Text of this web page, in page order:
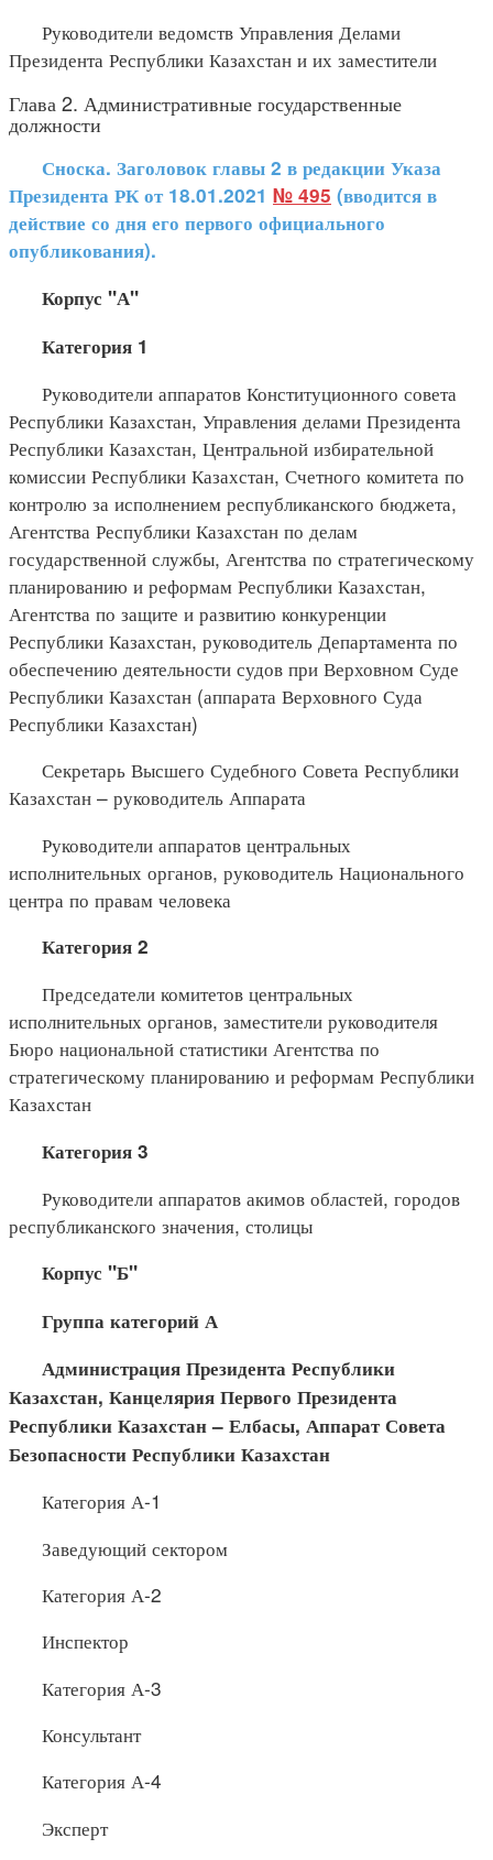
Руководители ведомств Управления Делами
Президента Республики Казахстан и их заместители
Глава 2. Административные государственные
должности
Сноска. Заголовок главы 2 в редакции Указа
Президента РК от 18.01.2021 № 495 (вводится в
действие со дня его первого официального
опубликования).
Корпус "А"
Категория 1
Руководители аппаратов Конституционного совета
Республики Казахстан, Управления делами Президента
Республики Казахстан, Центральной избирательной
комиссии Республики Казахстан, Счетного комитета по
контролю за исполнением республиканского бюджета,
Агентства Республики Казахстан по делам
государственной службы, Агентства по стратегическому
планированию и реформам Республики Казахстан,
Агентства по защите и развитию конкуренции
Республики Казахстан, руководитель Департамента по
обеспечению деятельности судов при Верховном Суде
Республики Казахстан (аппарата Верховного Суда
Республики Казахстан)
Секретарь Высшего Судебного Совета Республики
Казахстан – руководитель Аппарата
Руководители аппаратов центральных
исполнительных органов, руководитель Национального
центра по правам человека
Категория 2
Председатели комитетов центральных
исполнительных органов, заместители руководителя
Бюро национальной статистики Агентства по
стратегическому планированию и реформам Республики
Казахстан
Категория 3
Руководители аппаратов акимов областей, городов
республиканского значения, столицы
Корпус "Б"
Группа категорий А
Администрация Президента Республики
Казахстан, Канцелярия Первого Президента
Республики Казахстан – Елбасы, Аппарат Совета
Безопасности Республики Казахстан
Категория А-1
Заведующий сектором
Категория А-2
Инспектор
Категория А-3
Консультант
Категория А-4
Эксперт